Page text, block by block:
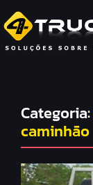
Categoria:
caminhão